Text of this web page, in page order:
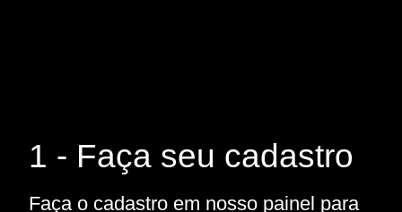
1 - Faça seu cadastro
Faça o cadastro em nosso painel para